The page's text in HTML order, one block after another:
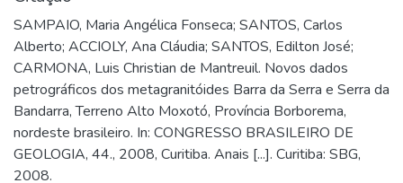
SAMPAIO, Maria Angélica Fonseca; SANTOS, Carlos
Alberto; ACCIOLY, Ana Cláudia; SANTOS, Edilton José;
CARMONA, Luis Christian de Mantreuil. Novos dados
petrográficos dos metagranitóides Barra da Serra e Serra da
Bandarra, Terreno Alto Moxotó, Província Borborema,
nordeste brasileiro. In: CONGRESSO BRASILEIRO DE
GEOLOGIA, 44., 2008, Curitiba. Anais [...]. Curitiba: SBG,
2008.